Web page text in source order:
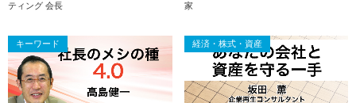
ティング 会長
家
キーワード 経済・株式・資産